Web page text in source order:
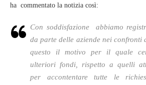
ha commentato la notizia così:
Con soddisfazione abbiamo
da parte delle aziende nei confronti
questo il motivo per il quale
ulteriori fondi, rispetto a quelli
per accontentare tutte le